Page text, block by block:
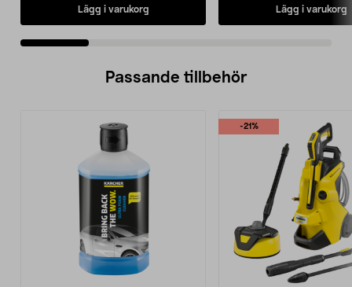
Lägg i varukorg Lägg i varukorg
Passande tillbehör
-21%